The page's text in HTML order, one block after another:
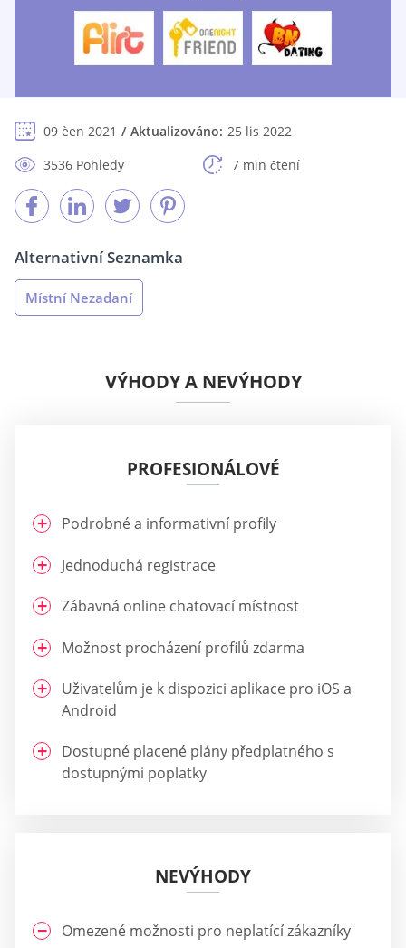
09 èen 2021 Aktualizováno: 25 lis 2022
3536 Pohledy
7 min čtení
Alternativní Seznamka
Místní Nezadaní
VÝHODY A NEVÝHODY
PROFESIONÁLOVÉ
Podrobné a informativní profily
Jednoduchá registrace
Zábavná online chatovací místnost
Možnost procházení profilů zdarma
Uživatelům je k dispozici aplikace pro iOS a
Android
Dostupné placené plány předplatného s
dostupnými poplatky
NEVÝHODY
Omezené možnosti pro neplatící zákazníky